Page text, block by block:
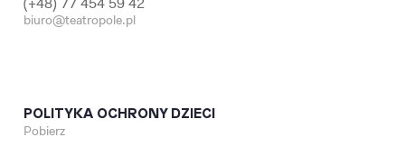
biuro@teatropole.pl
POLITYKA OCHRONY DZIECI
Pobierz